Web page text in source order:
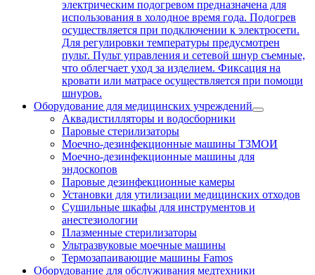
электрическим подогревом предназначена для
использования в холодное время года. Подогрев
осуществляется при подключении к электросети.
Для регулировки температуры предусмотрен
пульт. Пульт управления и сетевой шнур съемные,
что облегчает уход за изделием. Фиксация на
кровати или матрасе осуществляется при помощи
шнуров.
Оборудование для медицинских учреждений
Аквадистилляторы и водосборники
Паровые стерилизаторы
Моечно-дезинфекционные машины ТЗМОИ
Моечно-дезинфекционные машины для
эндоскопов
Паровые дезинфекционные камеры
Установки для утилизации медицинских отходов
Сушильные шкафы для инструментов и
анестезиологии
Плазменные стерилизаторы
Ультразвуковые моечные машины
Термозапаивающие машины Famos
Оборудование для обслуживания медтехники